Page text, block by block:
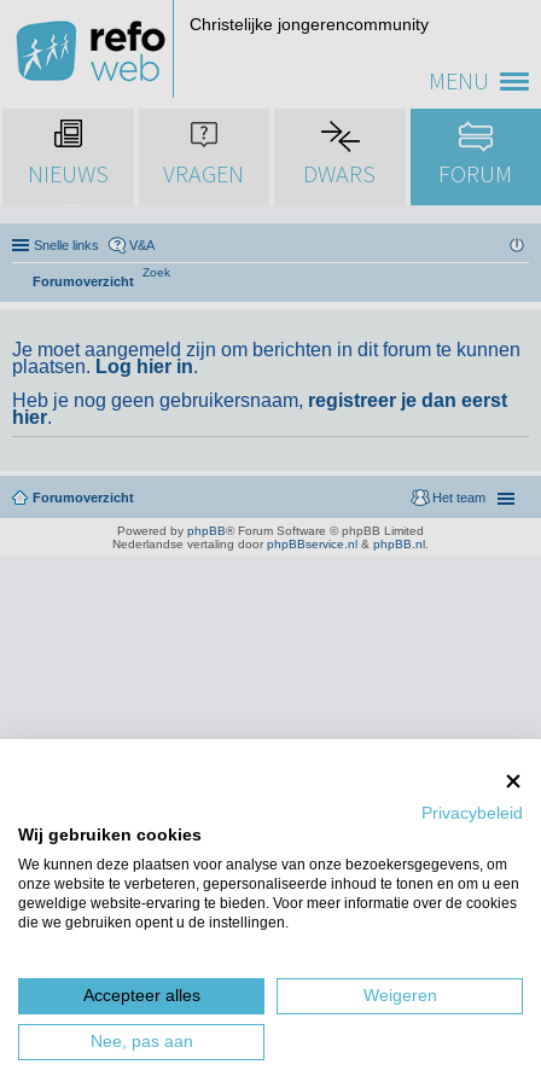
Privacybeleid
Wij gebruiken cookies
We kunnen deze plaatsen voor analyse van onze bezoekersgegevens, om
onze website te verbeteren, gepersonaliseerde inhoud te tonen en om u een
geweldige website-ervaring te bieden. Voor meer informatie over de cookies
die we gebruiken opent u de instellingen.
Accepteer alles Weigeren
Nee, pas aan
MENU
Christelijke jongerencommunity
NIEUWS VRAGEN DWARS FORUM
Snelle links V&A
Forumoverzicht
Zoek
Je moet aangemeld zijn om berichten in dit forum te kunnen
plaatsen. Log hier in.
Heb je nog geen gebruikersnaam, registreer je dan eerst
hier.
Forumoverzicht Het team
Powered by phpBB® Forum Software © phpBB Limited
Nederlandse vertaling door phpBBservice.nl & phpBB.nl